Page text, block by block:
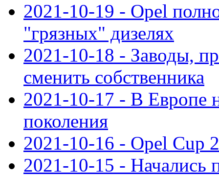
2021-10-19 - Opel
"грязных" дизелях
2021-10-18 - Заводы,
сменить собственника
2021-10-17 - В Европе
поколения
2021-10-16 - Opel Cup
2021-10-15 - Начались